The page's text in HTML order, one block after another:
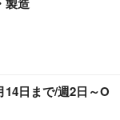
日まで/週2日～O